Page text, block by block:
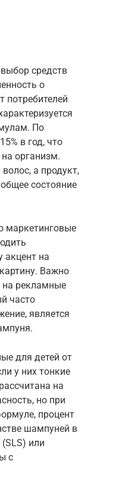
средств
о
потребителей
По
в год, что
организм.
а продукт,
состояние
маркетинговые
акцент на
Важно
на рекламные
часто
является
для детей от
у них тонкие
на
но при
процент
шампуней в
или
с